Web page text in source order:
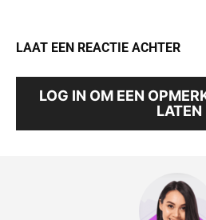
LAAT EEN REACTIE ACHTER
LOG IN OM EEN
LATEN